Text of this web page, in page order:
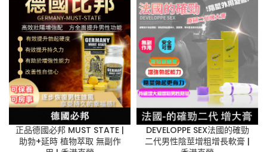
$380
到
$2,500
到
$700
正品德國必邦 MUST STATE |
助勃+延時 植物萃取 無副作
DEVELOPPE SEX法國的確勁
二代男性陰莖增粗增長軟膏 |